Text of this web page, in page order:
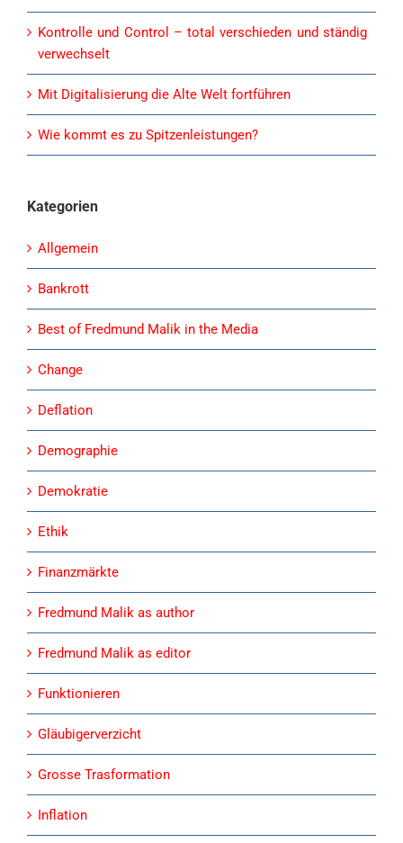
Kontrolle und Control – total verschieden und ständig
verwechselt
Mit Digitalisierung die Alte Welt fortführen
Wie kommt es zu Spitzenleistungen?
Kategorien
Allgemein
Bankrott
Best of Fredmund Malik in the Media
Change
Deflation
Demographie
Demokratie
Ethik
Finanzmärkte
Fredmund Malik as author
Fredmund Malik as editor
Funktionieren
Gläubigerverzicht
Grosse Trasformation
Inflation